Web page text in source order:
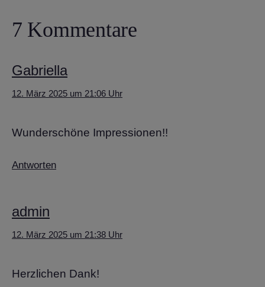
7 Kommentare
Gabriella
12. März 2025 um 21:06 Uhr
Wunderschöne Impressionen!!
Antworten
admin
12. März 2025 um 21:38 Uhr
Herzlichen Dank!